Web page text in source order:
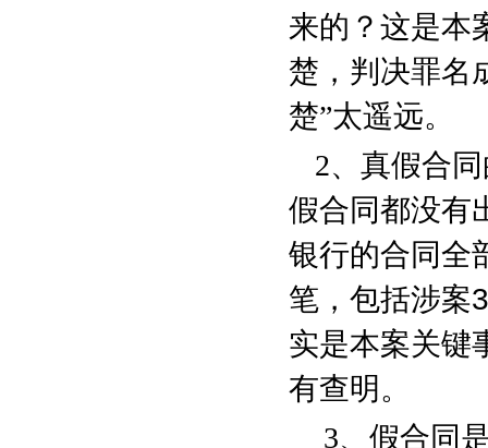
来的？这是本
楚，判决罪名
楚”太遥远。
2、真假合
假合同都没有
银行的合同全
笔，包括涉案3
实是本案关键
有查明。
3、假合同